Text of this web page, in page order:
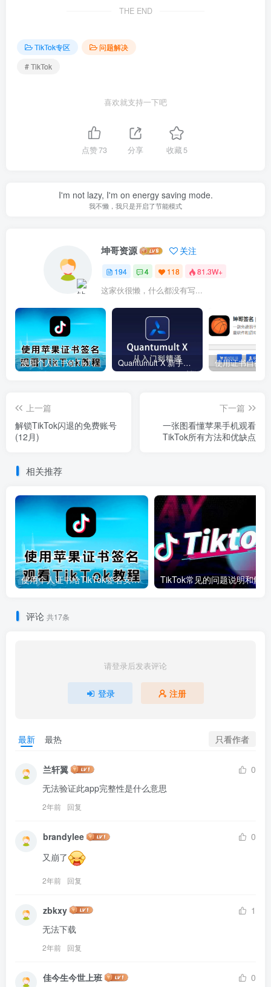
THE END
TikTok专区
问题解决
# TikTok
喜欢就支持一下吧
点赞73 分享 收藏5
I'm not lazy, I'm on energy saving mode.
我不懒，我只是开启了节能模式
坤哥资源 关注
194 4 118 81.3W+
这家伙很懒，什么都没有写...
使用个人证书给TikTok签名安装(视频) Quantumult X 新手教程 + 懒人配置合集
上一篇
解锁TikTok闪退的免费账号
(12月)
下一篇
一张图看懂苹果手机观看
TikTok所有方法和优缺点
相关推荐
使用个人证书给TikTok签名安装(视频)
评论 共17条
请登录后发表评论
登录 注册
最新 最热 只看作者
兰轩翼
0
无法验证此app完整性是什么意思
2年前 回复
brandylee
0
又崩了
2年前 回复
zbkxy
1
无法下载
2年前 回复
佳今生今世上班
0